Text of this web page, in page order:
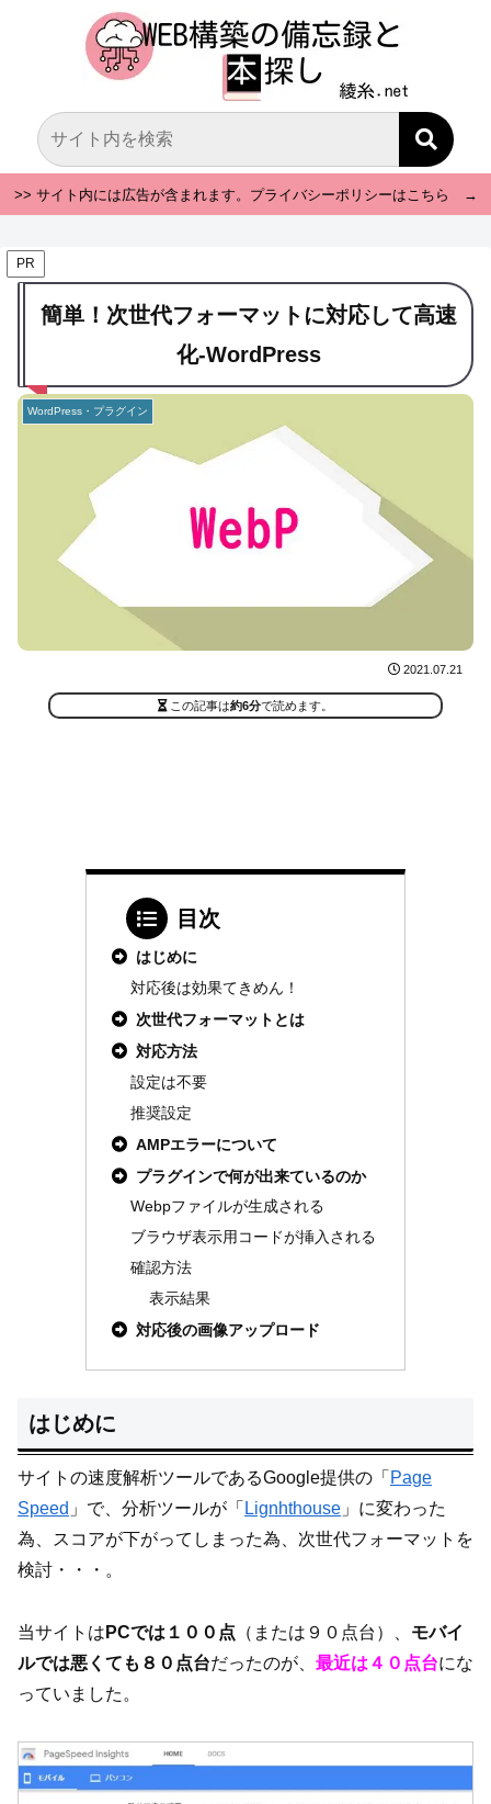
>> サイト内には広告が含まれます。プライバシーポリシーはこちら →
PR
簡単！次世代フォーマットに対応して高速
化-WordPress
WordPress・プラグイン
2021.07.21
この記事は約6分で読めます。
目次
はじめに
対応後は効果てきめん！
次世代フォーマットとは
対応方法
設定は不要
推奨設定
AMPエラーについて
プラグインで何が出来ているのか
Webpファイルが生成される
ブラウザ表示用コードが挿入される
確認方法
表示結果
対応後の画像アップロード
はじめに
サイトの速度解析ツールであるGoogle提供の「 Page
Speed 」で、分析ツールが「 Lignhthouse 」に変わった
為、スコアが下がってしまった為、次世代フォーマットを
検討・・・。
当サイトは PCでは１００点 （または９０点台）、 モバイ
ルでは悪くても８０点台だったのが、 最近は４０点台にな
っていました。